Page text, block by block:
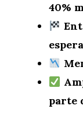
40%
parte